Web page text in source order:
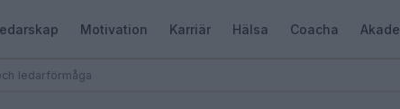
Motivation Karriär Hälsa Coacha
ledarförmåga